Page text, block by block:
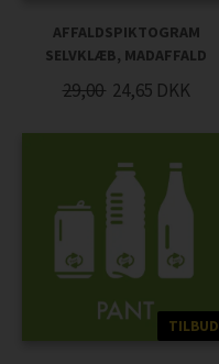
AFFALDSPIKTOGRAM
SELVKLÆB, MADAFFALD
29,00 24,65 DKK
TILBUD